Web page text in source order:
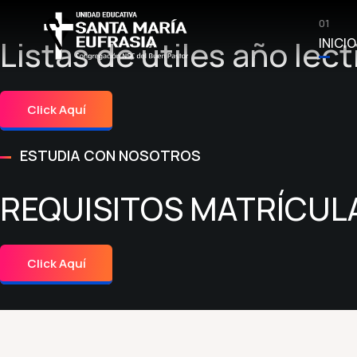
INICIO
01
Listas de útiles año
Click Aquí
ESTUDIA CON NOSOTROS
REQUISITOS
Click Aquí